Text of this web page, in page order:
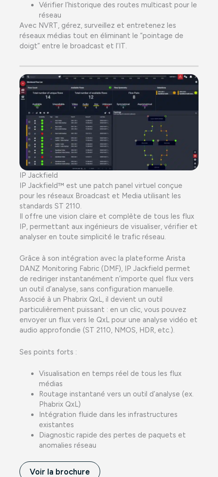
Vérifier l’historique des routes multicast pour le
réseau
Avec NVRT, gérez, surveillez et entretenez les
réseaux médias tout en éliminant le “pointage de
doigt” entre le broadcast et l’IT.
IP Jackfield
IP Jackfield™ est une patch panel virtuel conçue
pour les réseaux Broadcast et Media utilisant les
standards ST 2110.
Il offre une vision claire et complète de tous les flux
IP, permettant aux ingénieurs de visualiser, vérifier et
analyser en toute simplicité le trafic réseau.
Grâce à son intégration avec la plateforme Arista
DANZ Monitoring Fabric (DMF), IP Jackfield permet
de rediriger instantanément n’importe quel flux vers
un outil d’analyse, sans configuration manuelle.
Associé à un Phabrix QxL, il devient un outil
particulièrement puissant : en un clic, vous pouvez
envoyer un flux vers le QxL pour une analyse vidéo et
audio approfondie (ST 2110, NMOS, HDR, etc.).
Ses points forts :
Visualisation en temps réel de tous les flux
médias
Routage instantané vers un outil d’analyse (ex.
Phabrix QxL)
Intégration fluide dans les infrastructures
existantes
Diagnostic rapide des pertes de paquets et
anomalies réseau
Voir la brochure